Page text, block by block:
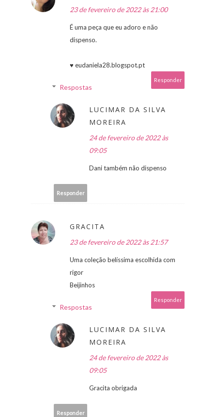
23 de fevereiro de 2022 às 21:00
É uma peça que eu adoro e não
dispenso.
♥ eudaniela28.blogspot.pt
Responder
Respostas
LUCIMAR DA SILVA
MOREIRA
24 de fevereiro de 2022 às
09:05
Dani também não dispenso
Responder
GRACITA
23 de fevereiro de 2022 às 21:57
Uma coleção belíssima escolhida com
rigor
Beijinhos
Responder
Respostas
LUCIMAR DA SILVA
MOREIRA
24 de fevereiro de 2022 às
09:05
Gracita obrigada
Responder